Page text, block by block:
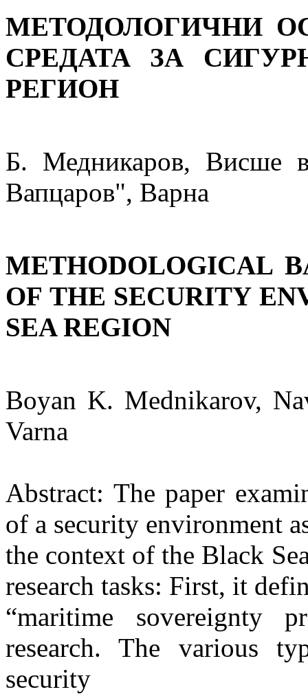
МЕТОДОЛОГИЧНИ
СРЕДАТА ЗА
РЕГИОН
Б. Медникаров, Висше
Вапцаров", Варна
METHODOLOGICAL
OF THE SECURITY
SEA REGION
Boyan K. Mednikarov,
Varna
Abstract: The paper
of a security environment
the context of the Black
research tasks: First, it
“maritime sovereignty
research. The various
security